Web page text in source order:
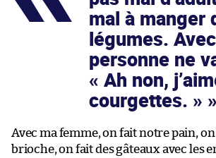
mal à manger
légumes.
personne ne
« Ah non,
courgettes. »
Avec ma femme, on fait notre pain,
brioche, on fait des gâteaux avec les